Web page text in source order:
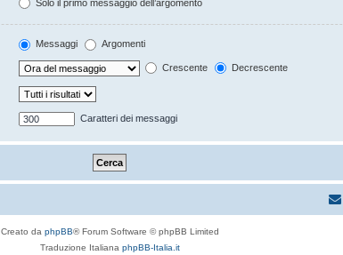
Solo il primo messaggio dell’argomento
Messaggi Argomenti
Crescente Decrescente
Caratteri dei messaggi
Creato da phpBB® Forum Software © phpBB Limited
Traduzione Italiana phpBB-Italia.it